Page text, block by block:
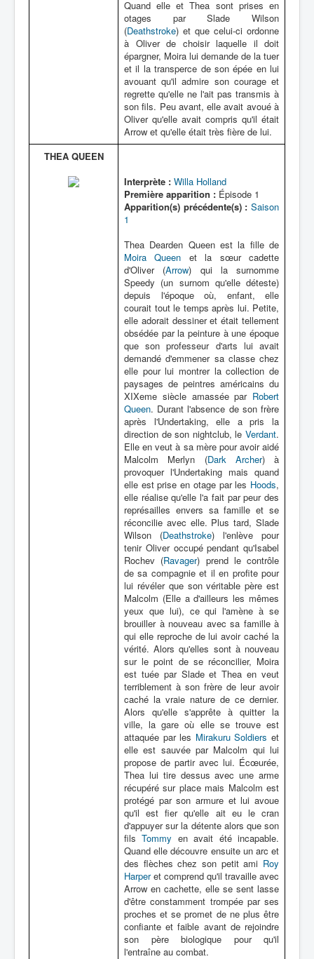
Quand elle et Thea sont prises en
otages par Slade Wilson
(Deathstroke) et que celui-ci ordonne
à Oliver de choisir laquelle il doit
épargner, Moira lui demande de la tuer
et il la transperce de son épée en lui
avouant qu'il admire son courage et
regrette qu'elle ne l'ait pas transmis à
son fils. Peu avant, elle avait avoué à
Oliver qu'elle avait compris qu'il était
Arrow et qu'elle était très fière de lui.
THEA QUEEN
Interprète : Willa Holland
Première apparition : Épisode 1
Apparition(s) précédente(s) : Saison
1
Thea Dearden Queen est la fille de
Moira Queen et la sœur cadette
d'Oliver (Arrow) qui la surnomme
Speedy (un surnom qu'elle déteste)
depuis l'époque où, enfant, elle
courait tout le temps après lui. Petite,
elle adorait dessiner et était tellement
obsédée par la peinture à une époque
que son professeur d'arts lui avait
demandé d'emmener sa classe chez
elle pour lui montrer la collection de
paysages de peintres américains du
XIXeme siècle amassée par Robert
Queen. Durant l'absence de son frère
après l'Undertaking, elle a pris la
direction de son nightclub, le Verdant.
Elle en veut à sa mère pour avoir aidé
Malcolm Merlyn (Dark Archer) à
provoquer l'Undertaking mais quand
elle est prise en otage par les Hoods,
elle réalise qu'elle l'a fait par peur des
représailles envers sa famille et se
réconcilie avec elle. Plus tard, Slade
Wilson (Deathstroke) l'enlève pour
tenir Oliver occupé pendant qu'Isabel
Rochev (Ravager) prend le contrôle
de sa compagnie et il en profite pour
lui révéler que son véritable père est
Malcolm (Elle a d'ailleurs les mêmes
yeux que lui), ce qui l'amène à se
brouiller à nouveau avec sa famille à
qui elle reproche de lui avoir caché la
vérité. Alors qu'elles sont à nouveau
sur le point de se réconcilier, Moira
est tuée par Slade et Thea en veut
terriblement à son frère de leur avoir
caché la vraie nature de ce dernier.
Alors qu'elle s'apprête à quitter la
ville, la gare où elle se trouve est
attaquée par les Mirakuru Soldiers et
elle est sauvée par Malcolm qui lui
propose de partir avec lui. Écœurée,
Thea lui tire dessus avec une arme
récupéré sur place mais Malcolm est
protégé par son armure et lui avoue
qu'il est fier qu'elle ait eu le cran
d'appuyer sur la détente alors que son
filsTommy en avait été incapable.
Quand elle découvre ensuite un arc et
des flèches chez son petit ami Roy
Harperet comprend qu'il travaille avec
Arrow en cachette, elle se sent lasse
d'être constamment trompée par ses
proches et se promet de ne plus être
confiante et faible avant de rejoindre
son père biologique pour qu'il
l'entraîne au combat.